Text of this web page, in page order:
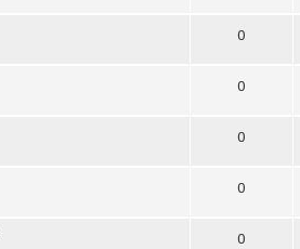
0
0
0
0
0